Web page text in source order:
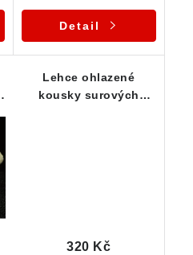
Detail
Lehce ohlazené
kousky surových
320 Kč